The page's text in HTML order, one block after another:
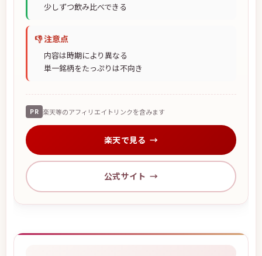
少しずつ飲み比べできる
👎 注意点
内容は時期により異なる
単一銘柄をたっぷりは不向き
PR 楽天等のアフィリエイトリンクを含みます
楽天で見る
公式サイト